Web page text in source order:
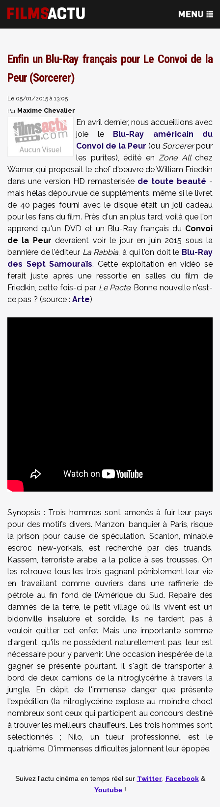
Enfin un Blu-Ray français pour Le Convoi de la
Peur (Sorcerer)
Le 05/01/2015 à 13:05
Par Maxime Chevalier
En avril dernier, nous accueillions avec
joie le Blu-Ray américain du
Convoi de la Peur (ou Sorcererpour
les purites), édité en Zone Allchez
Warner, qui proposait le chef d'oeuvre de William Friedkin
dans une version HD remasterisée de toute beauté -
mais hélas dépourvue de suppléments, même si le livret
de 40 pages fourni avec le disque était un joli cadeau
pour les fans du film. Près d'un an plus tard, voilà que l'on
apprend qu'un DVD et un Blu-Ray français du Convoi
de la Peur devraient voir le jour en juin 2015 sous la
bannière de l'éditeur La Rabbia, à qui l'on doit le Blu-Ray
des Sept Samouraïs. Cette exploitation en vidéo se
ferait juste après une ressortie en salles du film de
Friedkin, cette fois-ci par Le Pacte. Bonne nouvelle n'est-
ce pas ? (source : Arte)
Synopsis : Trois hommes sont amenés à fuir leur pays
pour des motifs divers. Manzon, banquier à Paris, risque
la prison pour cause de spéculation. Scanlon, minable
escroc new-yorkais, est recherché par des truands.
Kassem, terroriste arabe, a la police à ses trousses. On
les retrouve tous les trois gagnant péniblement leur vie
en travaillant comme ouvriers dans une raffinerie de
pétrole au fin fond de l'Amérique du Sud. Repaire des
damnés de la terre, le petit village où ils vivent est un
bidonville insalubre et sordide. Ils ne tardent pas à
vouloir quitter cet enfer. Mais une importante somme
d'argent, qu'ils ne possèdent naturellement pas, leur est
nécessaire pour y parvenir. Une occasion inespérée de la
gagner se présente pourtant. Il s'agit de transporter à
bord de deux camions de la nitroglycérine à travers la
jungle. En dépit de l'immense danger que présente
l'expédition (la nitroglycérine explose au moindre choc)
nombreux sont ceux qui participent au concours destiné
à trouver les meilleurs chauffeurs. Les trois hommes sont
sélectionnés ; Nilo, un tueur professionnel, est le
quatrième. D'immenses difficultés jalonnent leur épopée.
Suivez l'actu cinéma en temps réel sur Twitter Facebook&
Youtube!